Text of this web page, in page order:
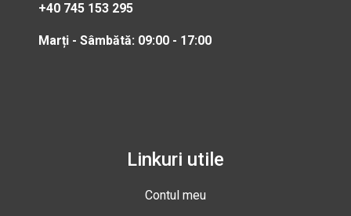
+40 745 153 295
Marți - Sâmbătă: 09:00 - 17:00
Linkuri utile
Contul meu